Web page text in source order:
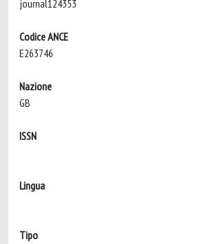
Codice ANCE
Nazione
ISSN
Lingua
Tipo